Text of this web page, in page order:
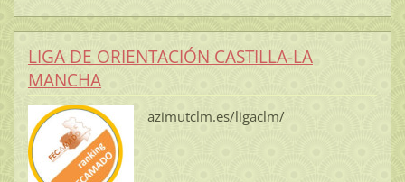
LIGA DE ORIENTACIÓN CASTILLA-LA
MANCHA
azimutclm.es/ligaclm/